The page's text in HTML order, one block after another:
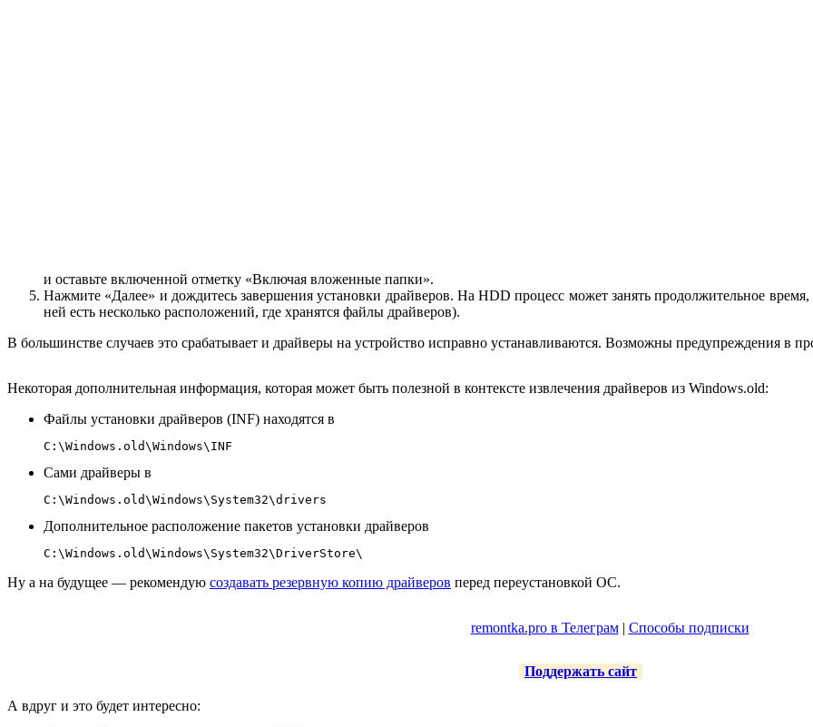
и оставьте включенной отметку «Включая вложенные папки».
Нажмите «Далее» и дождитесь завершения установки драйверов. На HDD процесс может занять продолжительное
ней есть несколько расположений, где хранятся файлы драйверов).
В большинстве случаев это срабатывает и драйверы на устройство исправно устанавливаются. Возможны предупреждения в
Некоторая дополнительная информация, которая может быть полезной в контексте извлечения драйверов из Windows.old:
Файлы установки драйверов (INF) находятся в
C:\Windows.old\Windows\INF
Сами драйверы в
C:\Windows.old\Windows\System32\drivers
Дополнительное расположение пакетов установки драйверов
C:\Windows.old\Windows\System32\DriverStore\
Ну а на будущее — рекомендую создавать резервную копию драйверов перед переустановкой ОС.
remontka.pro в Телеграм| Способы подписки
Поддержать сайт
А вдруг и это будет интересно: